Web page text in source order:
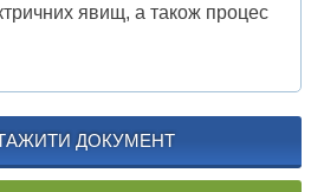
явищ, а також процес
ДОКУМЕНТ